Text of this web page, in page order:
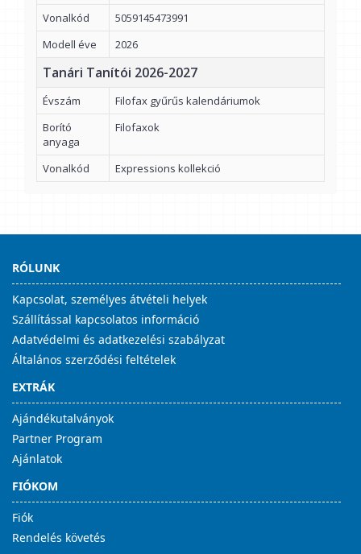
Vonalkód
5059145473991
Modell éve
2026
Tanári Tanítói 2026-2027
Évszám
Filofax gyűrűs kalendáriumok
Borító
anyaga
Filofaxok
Vonalkód Expressions kollekció
RÓLUNK
Kapcsolat, személyes átvételi helyek
Szállítással kapcsolatos információ
Adatvédelmi és adatkezelési szabályzat
Általános szerződési feltételek
EXTRÁK
Ajándékutalványok
Partner Program
Ajánlatok
FIÓKOM
Fiók
Rendelés követés